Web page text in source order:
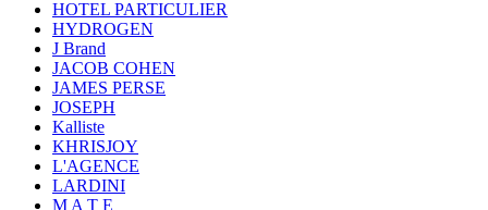
HOTEL PARTICULIER
HYDROGEN
J Brand
JACOB COHEN
JAMES PERSE
JOSEPH
Kalliste
KHRISJOY
L'AGENCE
LARDINI
M A T E